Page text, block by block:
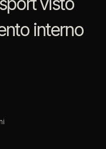
interno